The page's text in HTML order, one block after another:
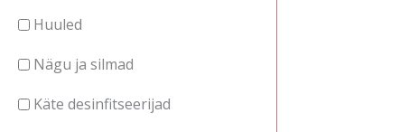
Huuled
Nägu ja silmad
Käte desinfitseerijad